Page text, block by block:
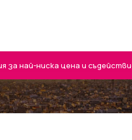
най-ниска цена и